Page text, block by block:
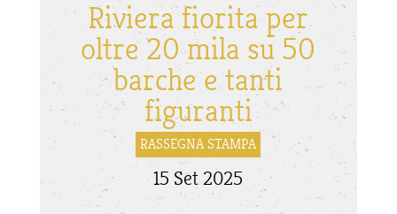
Riviera fiorita per
oltre 20 mila su 50
barche e tanti
figuranti
RASSEGNA STAMPA
15 Set 2025